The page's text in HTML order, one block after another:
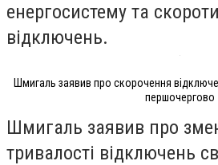
енергосистему та
відключень.
Шмигаль заявив про скорочення
першочергово
Шмигаль заявив про
тривалості відключень